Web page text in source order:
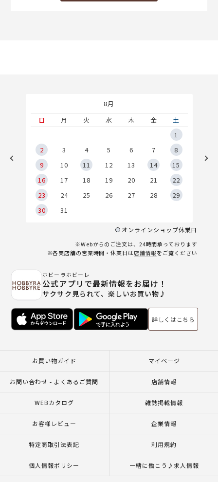
8月
日
月 火 水 木 金
土
1
2
3 4 5 6 7
8
9
10 11 12 13 14
15
16
17 18 19 20 21
22
23
24 25 26 27 28
29
30
31
オンラインショップ休業日
※Webからのご注文は、24時間承っております
※各実店舗の営業時間・休業日は店舗情報をご覧ください
ホビーラホビーレ
公式アプリで最新情報をお届け！
サクサク見られて、楽しいお買い物♪
詳しくはこちら
お買い物ガイド マイページ
お問い合わせ - よくあるご質問 店舗情報
WEBカタログ 雑誌掲載情報
お客様レビュー 企業情報
特定商取引法表記 利用規約
個人情報ポリシー 一緒に働こう♪求人情報